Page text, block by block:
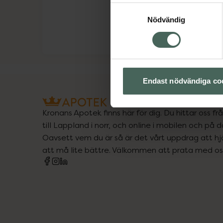
Nödvändig
Endast nödvändiga
Kronans Apotek finns här för dig. Du hittar oss
till Lappland i norr, och online i mobilen och på
Oavsett vem du är så är det vårt uppdrag att
att må lite bättre. Välkommen att prata med